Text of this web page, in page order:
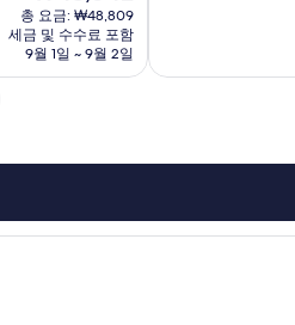
재
요
금
₩43,042
총 요금: ₩48,809
세금 및 수수료 포함
9월 1일 ~ 9월 2일
륭
용
207